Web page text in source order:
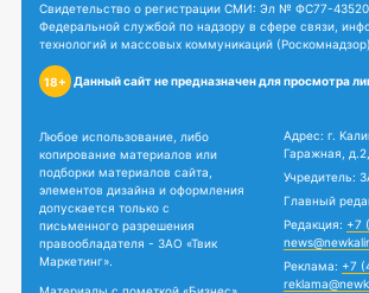
Свидетельство о регистрации СМИ: Эл № ФС77-
Федеральной службой по надзору в сфере связи,
технологий и массовых коммуникаций (Роскомнадзор)
18+ Данный сайт не предназначен для просмотра
Любое использование, либо
копирование материалов или
подборки материалов сайта,
элементов дизайна и оформления
допускается только с
письменного разрешения
правообладателя - ЗАО «Твик
Маркетинг».
Адрес: г.
Гаражная,
Учредитель:
Главный
Редакция: +7
Реклама: +7